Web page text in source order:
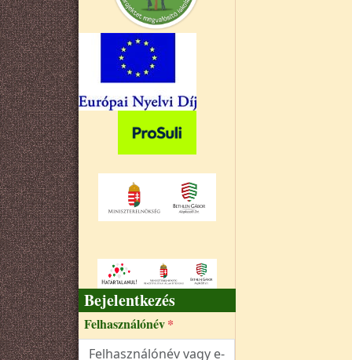
Bejelentkezés
Felhasználónév